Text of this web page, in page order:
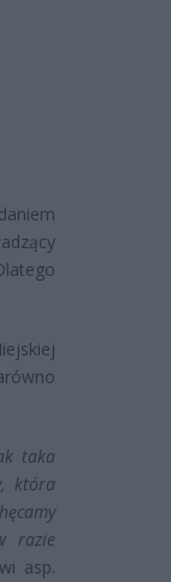
taka
która
razie
asp.